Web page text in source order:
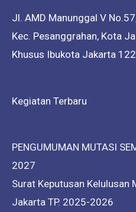
Jl. AMD Manunggal V
Kec. Pesanggrahan, Kota
Khusus Ibukota Jakarta
Kegiatan Terbaru
PENGUMUMAN MUTASI
2027
Surat Keputusan Kelulusan
Jakarta TP. 2025-2026